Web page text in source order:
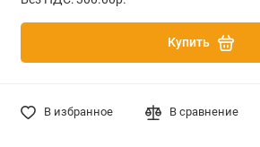
Купить
В избранное В сравнение